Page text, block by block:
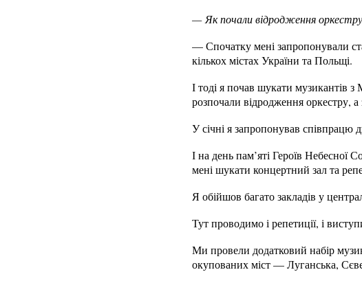
— Як почали відродження
— Спочатку мені запропонували
кількох містах України та Польщі.
І тоді я почав шукати музикантів з
розпочали відродження оркестру,
У січні я запропонував співпрацю
І на день пам’яті Героїв
мені шукати концертний зал та
Я обійшов багато закладів у
Тут проводимо і репетиції, і
Ми провели додатковий набір
окупованих міст — Луганська,